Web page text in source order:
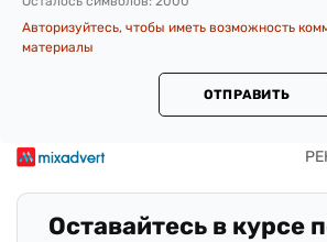
Авторизуйтесь, чтобы иметь возможность
материалы
ОТПРАВИТЬ
Оставайтесь в курсе